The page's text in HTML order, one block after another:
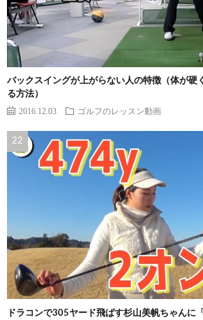
バックスイングが上がらない人の特徴（体が硬
る方法）
2016.12.03 ゴルフのレッスン動画
ドラコンで305ヤード飛ばす杉山美帆ちゃんに